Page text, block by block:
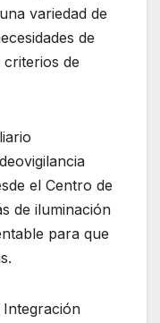
variedad de
de
de
el Centro de
de iluminación
para que